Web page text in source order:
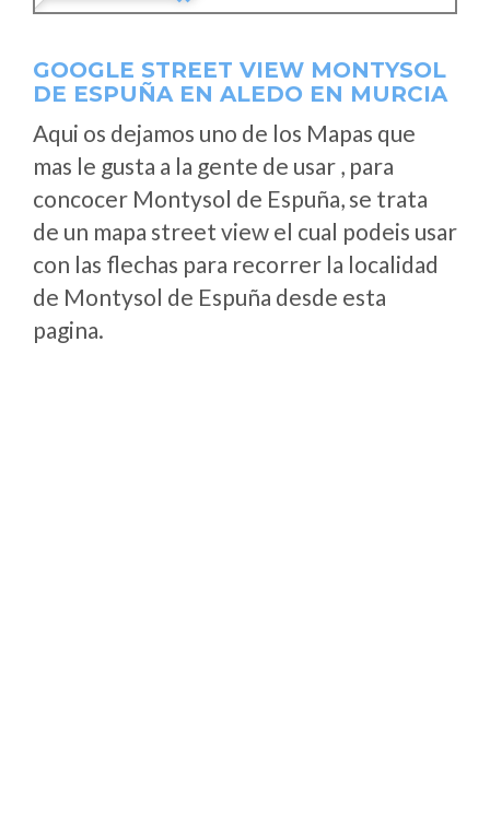
GOOGLE STREET VIEW MONTYSOL
DE ESPUÑA EN ALEDO EN MURCIA
Aqui os dejamos uno de los Mapas que
mas le gusta a la gente de usar , para
concocer Montysol de Espuña, se trata
de un mapa street view el cual podeis usar
con las flechas para recorrer la localidad
de Montysol de Espuña desde esta
pagina.